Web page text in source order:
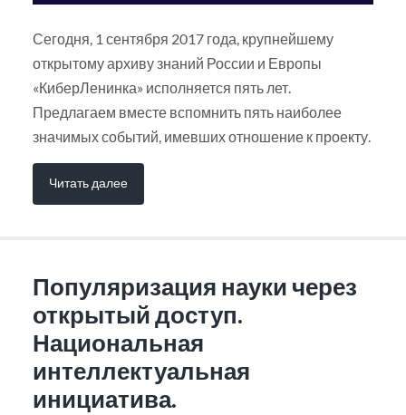
Сегодня, 1 сентября 2017 года, крупнейшему
открытому архиву знаний России и Европы
«КиберЛенинка» исполняется пять лет.
Предлагаем вместе вспомнить пять наиболее
значимых событий, имевших отношение к проекту.
Читать далее
Популяризация науки через
открытый доступ.
Национальная
интеллектуальная
инициатива.